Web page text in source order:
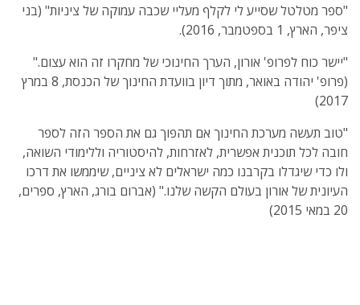
"ספר מטלטל שסייע לי לקלף מעליי שכבה עמוקה של ציניות" (בני
ציפר, הארץ, 1 בספטמבר, 2016).
"יישר כוח לפרופ' אורון, הערך החינוכי של מחקרו זה הוא עצום."
(פרופ' יהודה באואר, מתוך דיון בוועדת החינוך של הכנסת, 8 במרץ
2017)
"טוב תעשה מערכת החינוך אם תהפוך גם את הספר הזה לספר
חובה לכל תוכנית אפשרית, לאזרחות, להיסטוריה וללימודי השואה,
ולו כדי שיגדלו בקרבנו כמה ישראלים לא ציניים, שיממשו את דרכו
העיונית של אורון בעולם הקשה שלנו." (אברום בורג, הארץ, ספרים,
20 במאי 2015)